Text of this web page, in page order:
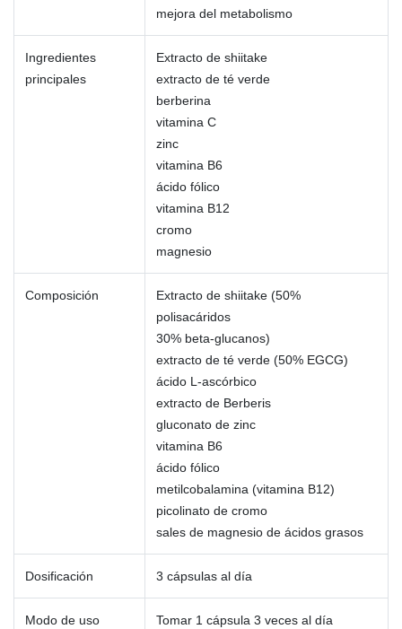
mejora del metabolismo
Ingredientes
principales
Extracto de shiitake
extracto de té verde
berberina
vitamina C
zinc
vitamina B6
ácido fólico
vitamina B12
cromo
magnesio
Composición
Extracto de shiitake (50%
polisacáridos
30% beta-glucanos)
extracto de té verde (50% EGCG)
ácido L-ascórbico
extracto de Berberis
gluconato de zinc
vitamina B6
ácido fólico
metilcobalamina (vitamina B12)
picolinato de cromo
sales de magnesio de ácidos grasos
Dosificación 3 cápsulas al día
Modo de uso
Tomar 1 cápsula 3 veces al día